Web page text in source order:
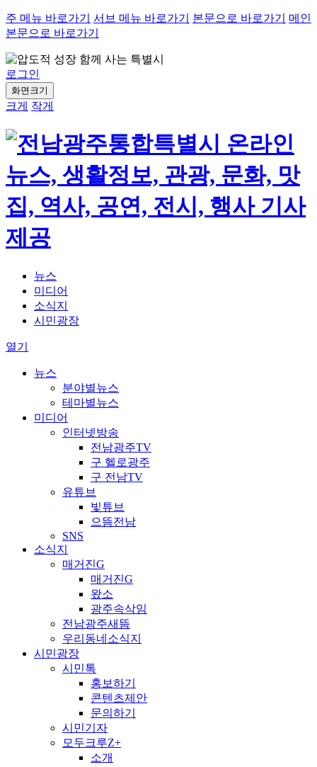
주 메뉴 바로가기 서브 메뉴 바로가기 본문으로 바로가기
메인
본문으로 바로가기
로그인
화면크기
크게 작게
뉴스
미디어
소식지
시민광장
열기
뉴스
분야별뉴스
테마별뉴스
미디어
인터넷방송
전남광주TV
구 헬로광주
구 전남TV
유튜브
빛튜브
으뜸전남
SNS
소식지
매거진G
매거진G
왔소
광주속삭임
전남광주새뜸
우리동네소식지
시민광장
시민톡
홍보하기
콘텐츠제안
문의하기
시민기자
모두크루Z+
소개